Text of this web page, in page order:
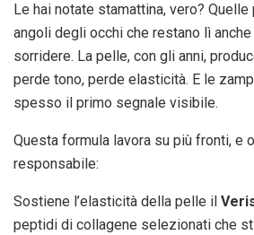
Le hai notate stamattina, vero?
angoli degli occhi che restano lì
sorridere. La pelle, con gli anni,
perde tono, perde elasticità. E le
spesso il primo segnale visibile.
Questa formula lavora su più fronti, e
responsabile:
Sostiene l’elasticità della pelle il
peptidi di collagene selezionati che